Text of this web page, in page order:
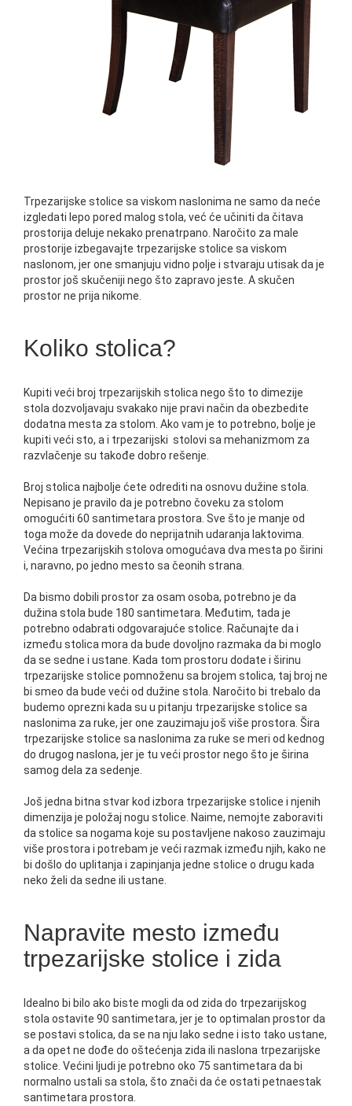
Trpezarijske stolice sa viskom naslonima ne samo da neće
izgledati lepo pored malog stola, već će učiniti da čitava
prostorija deluje nekako prenatrpano. Naročito za male
prostorije izbegavajte trpezarijske stolice sa viskom
naslonom, jer one smanjuju vidno polje i stvaraju utisak da je
prostor još skučeniji nego što zapravo jeste. A skučen
prostor ne prija nikome.
Koliko stolica?
Kupiti veći broj trpezarijskih stolica nego što to dimezije
stola dozvoljavaju svakako nije pravi način da obezbedite
dodatna mesta za stolom. Ako vam je to potrebno, bolje je
kupiti veći sto, a i trpezarijski stolovi sa mehanizmom za
razvlačenje su takođe dobro rešenje.
Broj stolica najbolje ćete odrediti na osnovu dužine stola.
Nepisano je pravilo da je potrebno čoveku za stolom
omogućiti 60 santimetara prostora. Sve što je manje od
toga može da dovede do neprijatnih udaranja laktovima.
Većina trpezarijskih stolova omogućava dva mesta po širini
i, naravno, po jedno mesto sa čeonih strana.
Da bismo dobili prostor za osam osoba, potrebno je da
dužina stola bude 180 santimetara. Međutim, tada je
potrebno odabrati odgovarajuće stolice. Računajte da i
između stolica mora da bude dovoljno razmaka da bi moglo
da se sedne i ustane. Kada tom prostoru dodate i širinu
trpezarijske stolice pomnoženu sa brojem stolica, taj broj ne
bi smeo da bude veći od dužine stola. Naročito bi trebalo da
budemo oprezni kada su u pitanju trpezarijske stolice sa
naslonima za ruke, jer one zauzimaju još više prostora. Šira
trpezarijske stolice sa naslonima za ruke se meri od kednog
do drugog naslona, jer je tu veći prostor nego što je širina
samog dela za sedenje.
Još jedna bitna stvar kod izbora trpezarijske stolice i njenih
dimenzija je položaj nogu stolice. Naime, nemojte zaboraviti
da stolice sa nogama koje su postavljene nakoso zauzimaju
više prostora i potrebam je veći razmak između njih, kako ne
bi došlo do uplitanja i zapinjanja jedne stolice o drugu kada
neko želi da sedne ili ustane.
Napravite mesto između
trpezarijske stolice i zida
Idealno bi bilo ako biste mogli da od zida do trpezarijskog
stola ostavite 90 santimetara, jer je to optimalan prostor da
se postavi stolica, da se na nju lako sedne i isto tako ustane,
a da opet ne dođe do oštećenja zida ili naslona trpezarijske
stolice. Većini ljudi je potrebno oko 75 santimetara da bi
normalno ustali sa stola, što znači da će ostati petnaestak
santimetara prostora.